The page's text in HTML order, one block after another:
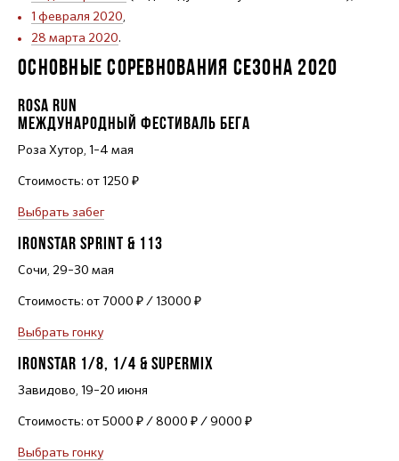
1 февраля 2020,
28 марта 2020.
ОСНОВНЫЕ СОРЕВНОВАНИЯ СЕЗОНА 2020
ROSA RUN
МЕЖДУНАРОДНЫЙ ФЕСТИВАЛЬ БЕГА
Роза Хутор, 1–4 мая
Стоимость: от 1250 ₽
Выбрать забег
IRONSTAR SPRINT & 113
Сочи, 29–30 мая
Стоимость: от 7000 ₽ / 13000 ₽
Выбрать гонку
IRONSTAR 1/8, 1/4 & SUPERMIX
Завидово, 19–20 июня
Стоимость: от 5000 ₽ / 8000 ₽ / 9000 ₽
Выбрать гонку